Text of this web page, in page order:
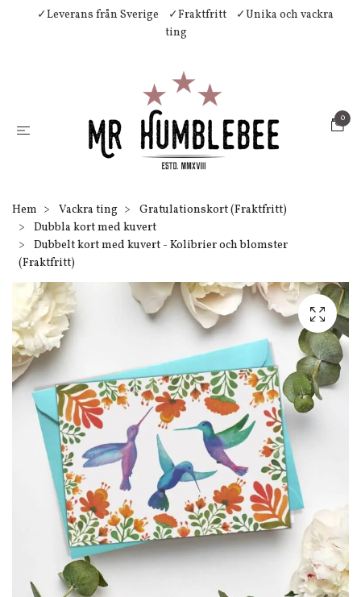
✓Leverans från Sverige ✓Fraktfritt
✓Unika och vackra
ting
0
Hem Vackra ting
Gratulationskort (Fraktfritt)
Dubbla kort med kuvert
Dubbelt kort med kuvert - Kolibrier och blomster
(Fraktfritt)